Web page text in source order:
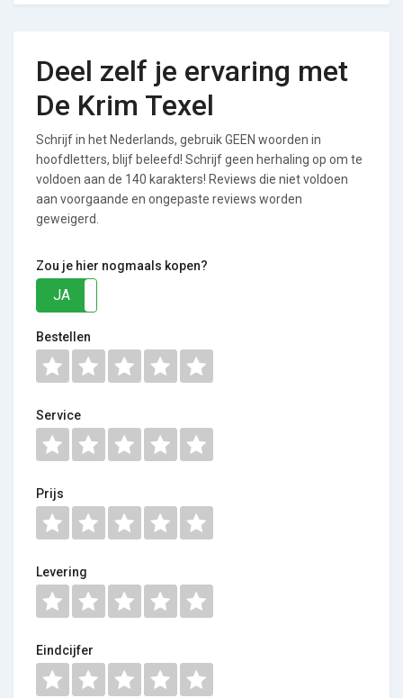
Deel zelf je ervaring met
De Krim Texel
Schrijf in het Nederlands, gebruik GEEN woorden in
hoofdletters, blijf beleefd! Schrijf geen herhaling op om te
voldoen aan de 140 karakters! Reviews die niet voldoen
aan voorgaande en ongepaste reviews worden
geweigerd.
Zou je hier nogmaals kopen?
JA
Bestellen
Service
Prijs
Levering
Eindcijfer